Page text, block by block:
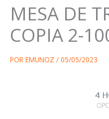
MESA DE
COPIA 2-
POR EMUNOZ / 05/05/2023